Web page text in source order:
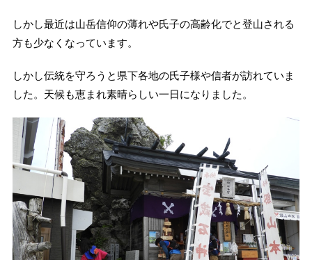
しかし最近は山岳信仰の薄れや氏子の高齢化でと登山される
方も少なくなっています。
しかし伝統を守ろうと県下各地の氏子様や信者が訪れていま
した。天候も恵まれ素晴らしい一日になりました。